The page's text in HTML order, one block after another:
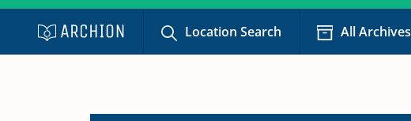
Location Search All Archives